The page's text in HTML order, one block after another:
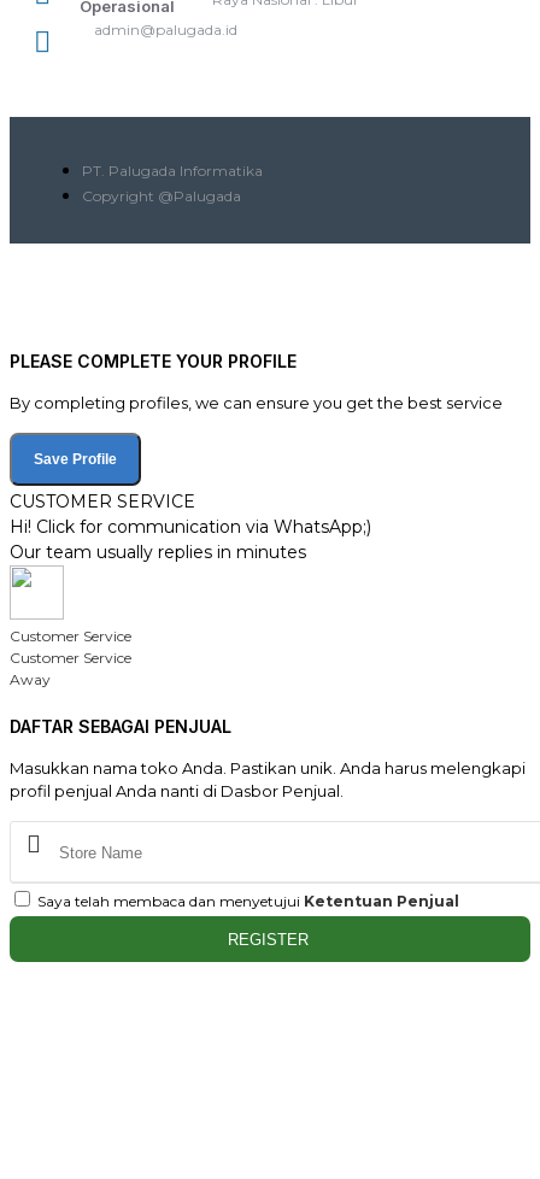
Operasional
admin@palugada.id
PT. Palugada Informatika
Copyright @Palugada
PLEASE COMPLETE YOUR PROFILE
By completing profiles, we can ensure you get the best service
Save Profile
CUSTOMER SERVICE
Hi! Click for communication via WhatsApp;)
Our team usually replies in minutes
Customer Service
Customer Service
Away
DAFTAR SEBAGAI PENJUAL
Masukkan nama toko Anda. Pastikan unik. Anda harus melengkapi
profil penjual Anda nanti di Dasbor Penjual.
Saya telah membaca dan menyetujui Ketentuan Penjual
REGISTER